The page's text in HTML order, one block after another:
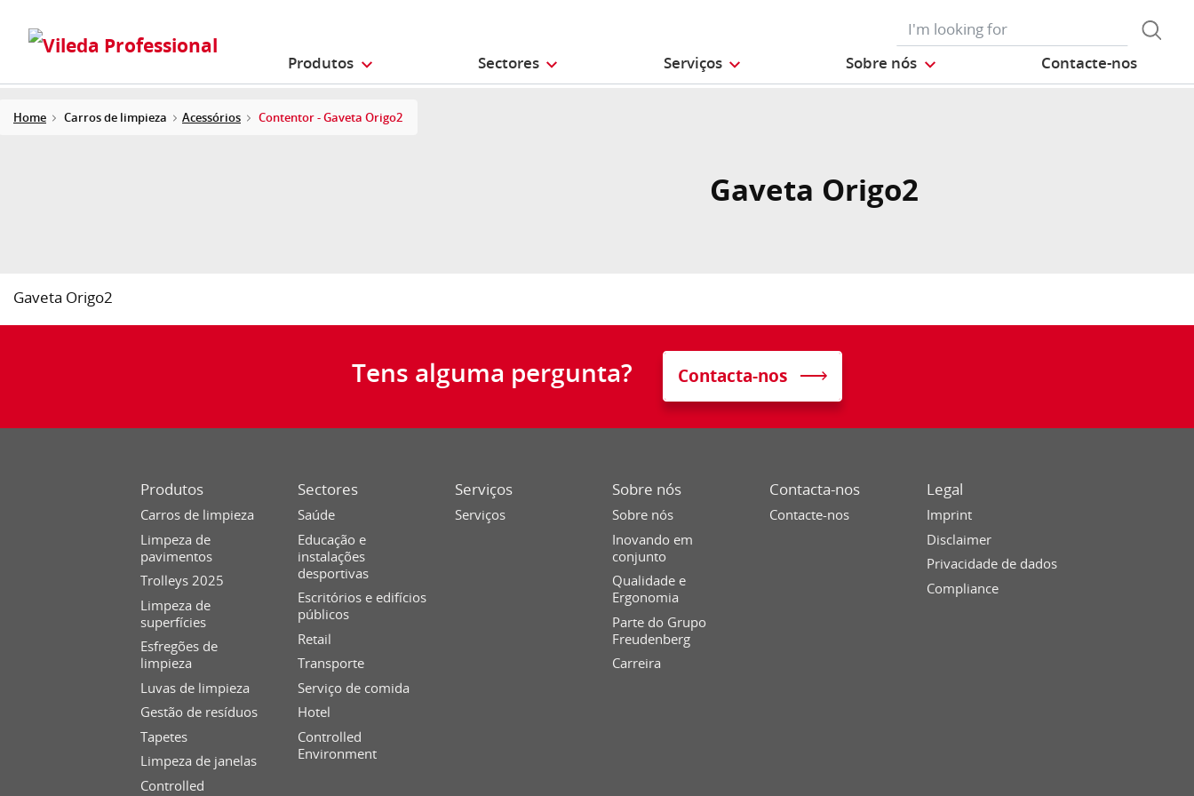
Produtos Sectores Serviços Sobre nós Contacte-nos
Home Carros de limpieza Acessórios Contentor - Gaveta Origo2
Gaveta Origo2
Gaveta Origo2
Tens alguma pergunta? Contacta-nos
Produtos
Carros de limpieza
Limpeza de
pavimentos
Trolleys 2025
Limpeza de
superfícies
Esfregões de
limpieza
Luvas de limpieza
Gestão de resíduos
Tapetes
Limpeza de janelas
Controlled
Sectores
Saúde
Educação e
instalações
desportivas
Escritórios e edifícios
públicos
Retail
Transporte
Serviço de comida
Hotel
Controlled
Environment
Serviços
Serviços
Sobre nós
Sobre nós
Inovando em
conjunto
Qualidade e
Ergonomia
Parte do Grupo
Freudenberg
Carreira
Contacta-nos
Contacte-nos
Legal
Imprint
Disclaimer
Privacidade de dados
Compliance